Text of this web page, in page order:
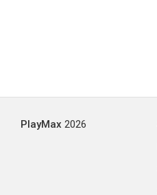
PlayMax 2026